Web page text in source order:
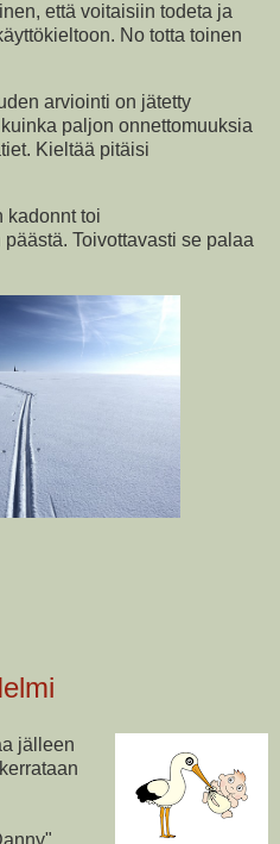
että voitaisiin todeta ja
No totta toinen
arviointi on jätetty
paljon onnettomuuksia
Kieltää pitäisi
kadonnt toi
Toivottavasti se palaa
jälleen